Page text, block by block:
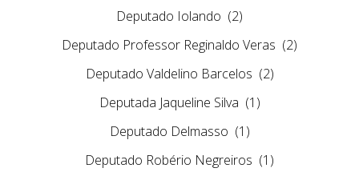
Deputado Iolando (2)
Deputado Professor Reginaldo Veras (2)
Deputado Valdelino Barcelos (2)
Deputada Jaqueline Silva (1)
Deputado Delmasso (1)
Deputado Robério Negreiros (1)